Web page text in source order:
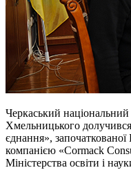
Черкаський національний
Хмельницького долучився
єднання»,
компанією «Cormack
Міністерства освіти і